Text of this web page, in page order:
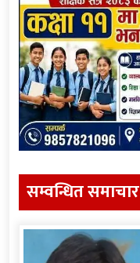
सम्वन्धित समाचार